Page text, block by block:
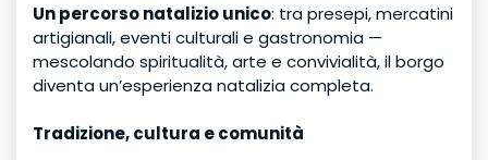
Un percorso natalizio unico: tra presepi, mercatini
artigianali, eventi culturali e gastronomia —
mescolando spiritualità, arte e convivialità, il borgo
diventa un’esperienza natalizia completa.
Tradizione, cultura e comunità